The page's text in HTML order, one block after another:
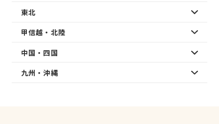
東北
甲信越・北陸
中国・四国
九州・沖縄